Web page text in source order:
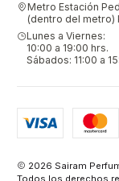
Metro Estación
(dentro del metro)
Lunes a Viernes:
10:00 a 19:00 hrs.
Sábados: 11:00 a
2026 Sairam
Todos los derechos